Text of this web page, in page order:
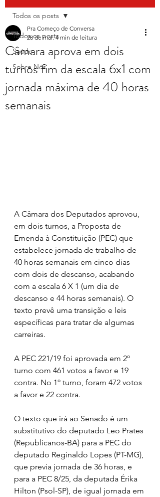
Todos os posts
Saúde
Sobre Nós
Todos os posts
Câmara aprova em dois
turnos fim da escala 6x1 com
jornada máxima de 40 horas
semanais
Pra Começo de Conversa
28 de mai. 4 min de leitura
A Câmara dos Deputados aprovou,
em dois turnos, a Proposta de
Emenda à Constituição (PEC) que
estabelece jornada de trabalho de
40 horas semanais em cinco dias
com dois de descanso, acabando
com a escala 6 X 1 (um dia de
descanso e 44 horas semanais). O
texto prevê uma transição e leis
específicas para tratar de algumas
carreiras.
A PEC 221/19 foi aprovada em 2º
turno com 461 votos a favor e 19
contra. No 1º turno, foram 472 votos
a favor e 22 contra.
O texto que irá ao Senado é um
substitutivo do deputado Leo Prates
(Republicanos-BA) para a PEC do
deputado Reginaldo Lopes (PT-MG),
que previa jornada de 36 horas, e
para a PEC 8/25, da deputada Érika
Hilton (Psol-SP), de igual jornada em